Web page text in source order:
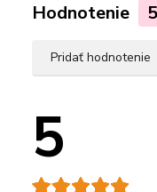
Hodnotenie 5
Pridať hodnotenie
5